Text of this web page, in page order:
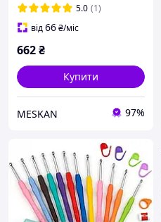
5.0 (1)
від66₴/міс
662₴
Купити
MESKAN 97%